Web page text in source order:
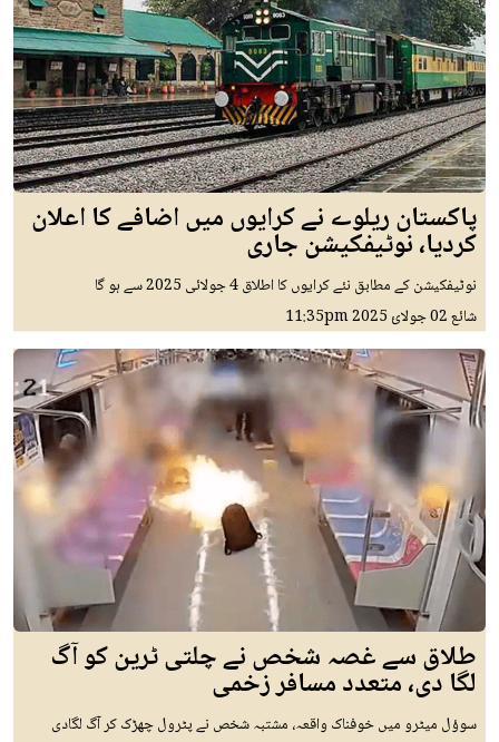
پاکستان ریلوے نے کرایوں میں اضافے کا اعلان
کردیا، نوٹیفکیشن جاری
نوٹیفکیشن کے مطابق نئے کرایوں کا اطلاق 4 جولائی 2025 سے ہو گا
شائع02 جولائ 2025 11:35pm
طلاق سے غصہ شخص نے چلتی ٹرین کو آگ
لگا دی، متعدد مسافر زخمی
سوؤل میٹرو میں خوفناک واقعہ، مشتبہ شخص نے پٹرول چھڑک کر آگ لگادی